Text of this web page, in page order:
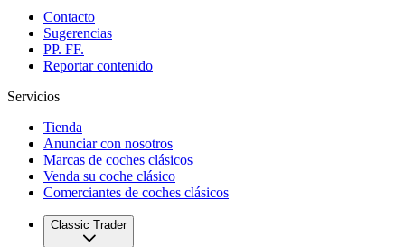
Contacto
Sugerencias
PP. FF.
Reportar contenido
Servicios
Tienda
Anunciar con nosotros
Marcas de coches clásicos
Venda su coche clásico
Comerciantes de coches clásicos
Classic Trader